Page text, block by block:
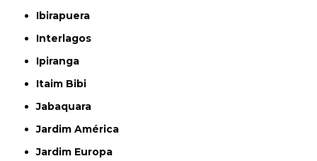
Ibirapuera
Interlagos
Ipiranga
Itaim Bibi
Jabaquara
Jardim América
Jardim Europa